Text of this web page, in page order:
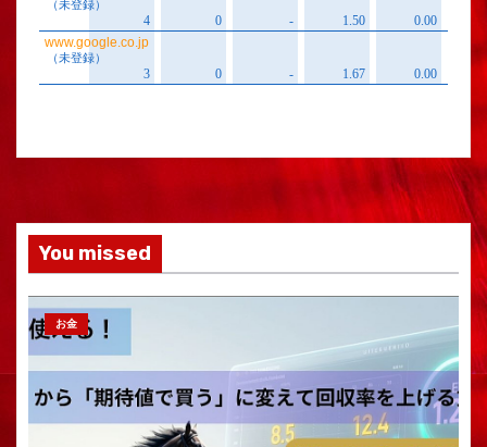
You missed
お金